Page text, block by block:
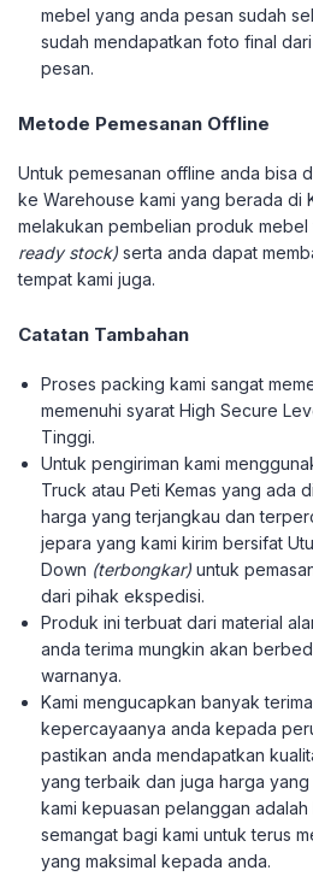
mebel yang anda pesan sudah
sudah mendapatkan foto final
pesan.
Metode Pemesanan Offline
Untuk pemesanan offline anda bisa
ke Warehouse kami yang berada di
melakukan pembelian produk
ready stock) serta anda dapat
tempat kami juga.
Catatan Tambahan
Proses packing kami sangat
memenuhi syarat High Secure
Tinggi.
Untuk pengiriman kami
Truck atau Peti Kemas yang ada
harga yang terjangkau dan
jepara yang kami kirim bersifat
Down (terbongkar) untuk
dari pihak ekspedisi.
Produk ini terbuat dari material
anda terima mungkin akan
warnanya.
Kami mengucapkan banyak
kepercayaanya anda kepada
pastikan anda mendapatkan
yang terbaik dan juga harga
kami kepuasan pelanggan
semangat bagi kami untuk terus
yang maksimal kepada anda.